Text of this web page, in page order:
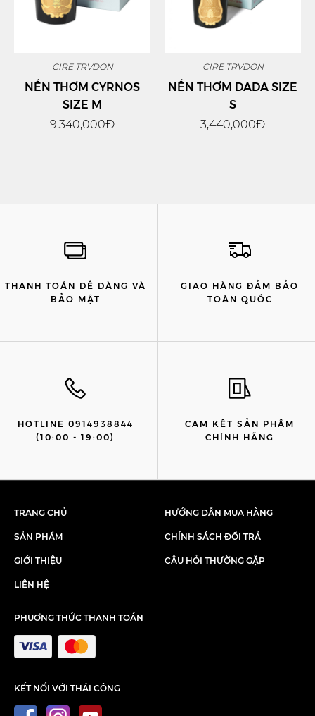
CIRE TRVDON
NẾN THƠM CYRNOS
SIZE M
9,340,000Đ
CIRE TRVDON
NẾN THƠM DADA SIZE
S
3,440,000Đ
THANH TOÁN DỄ DÀNG VÀ
BẢO MẬT
GIAO HÀNG ĐẢM BẢO
TOÀN QUỐC
HOTLINE 0914938844
(10:00 - 19:00)
CAM KẾT SẢN PHẨM
CHÍNH HÃNG
TRANG CHỦ
SẢN PHẨM
GIỚI THIỆU
LIÊN HỆ
HƯỚNG DẪN MUA HÀNG
CHÍNH SÁCH ĐỔI TRẢ
CÂU HỎI THƯỜNG GẶP
PHUƠNG THỨC THANH TOÁN
KẾT NỐI VỚI THÁI CÔNG